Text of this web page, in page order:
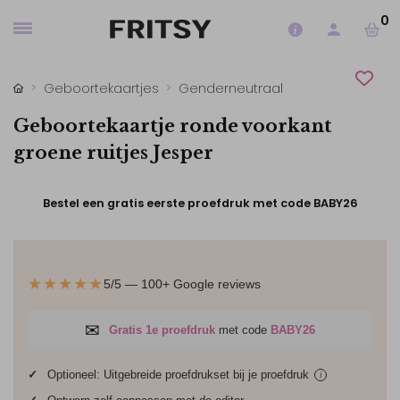
0
Geboortekaartjes Genderneutraal
Geboortekaartje ronde voorkant
groene ruitjes Jesper
Bestel een gratis eerste proefdruk met code BABY26
★★★★★5/5 — 100+ Google reviews
✉ Gratis 1e proefdruk met code BABY26
✓ Optioneel: Uitgebreide proefdrukset bij je proefdruk i